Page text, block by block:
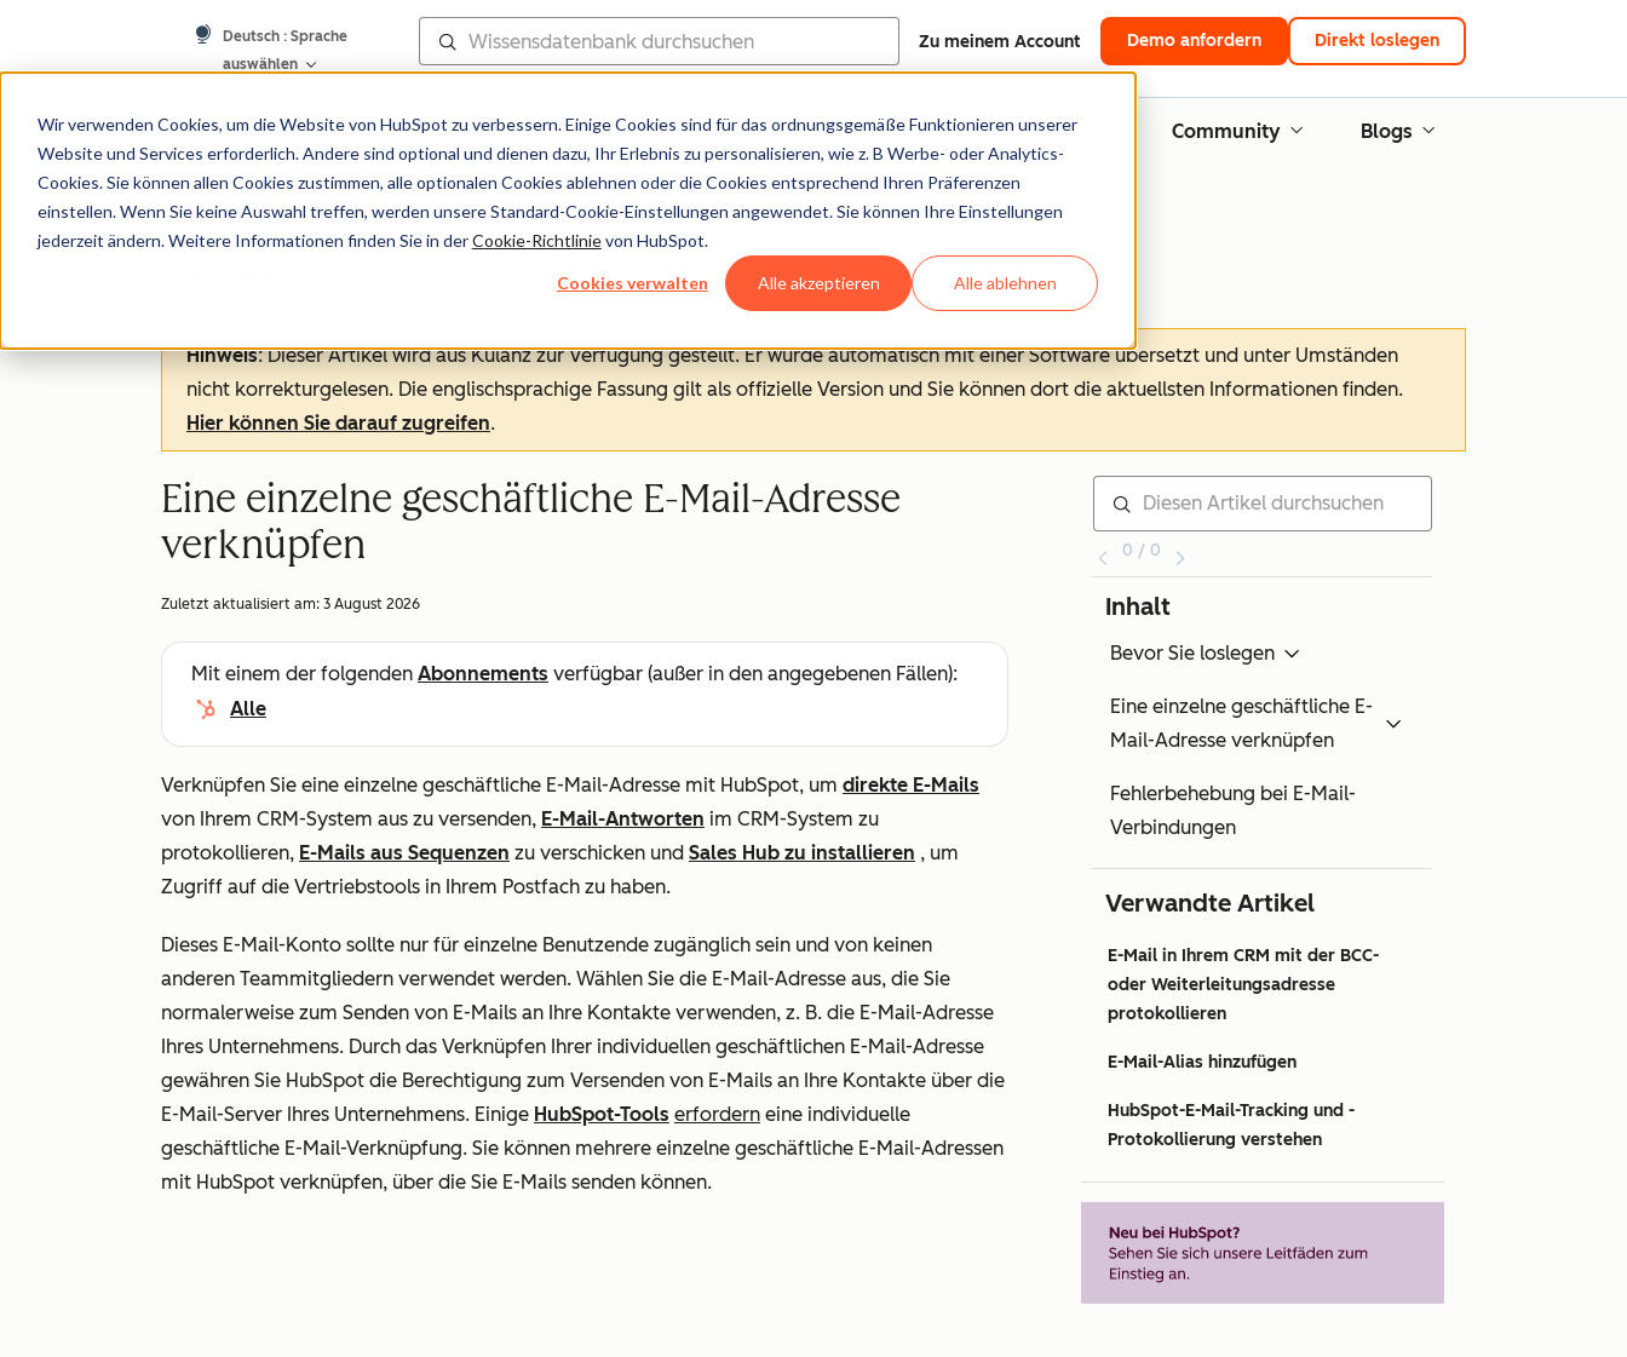
Wir verwenden Cookies, um die Website von HubSpot zu verbessern. Einige Cookies sind für das ordnungsgemäße Funktionieren unserer
Website und Services erforderlich. Andere sind optional und dienen dazu, Ihr Erlebnis zu personalisieren, wie z. B Werbe- oder Analytics-
Cookies. Sie können allen Cookies zustimmen, alle optionalen Cookies ablehnen oder die Cookies entsprechend Ihren Präferenzen
einstellen. Wenn Sie keine Auswahl treffen, werden unsere Standard-Cookie-Einstellungen angewendet. Sie können Ihre Einstellungen
jederzeit ändern. Weitere Informationen finden Sie in derCookie-Richtlinievon HubSpot.
Cookies verwalten Alle akzeptieren Alle ablehnen
Deutsch : Sprache
auswählen
Zu meinem Account Demo anfordern Direkt loslegen
Wissensdatenbank Hilfe-Center Dokumentation Training Community Blogs
Hinweis: Dieser Artikel wird aus Kulanz zur Verfügung gestellt.Er wurde automatisch mit einer Software übersetzt und unter Umständen
nicht korrekturgelesen. Die englischsprachige Fassung gilt als offizielle Version und Sie können dort die aktuellsten Informationen finden.
Hier können Sie darauf zugreifen.
Eine einzelne geschäftliche E-Mail-Adresse
verknüpfen
Zuletzt aktualisiert am: 3 August 2026
Mit einem der folgenden Abonnements verfügbar (außer in den angegebenen Fällen):
Alle
Verknüpfen Sie eine einzelne geschäftliche E-Mail-Adresse mit HubSpot, um direkte E-Mails
von Ihrem CRM-System aus zu versenden, E-Mail-Antworten im CRM-System zu
protokollieren, E-Mails aus Sequenzen zu verschicken und Sales Hub zu installieren , um
Zugriff auf die Vertriebstools in Ihrem Postfach zu haben.
Dieses E-Mail-Konto sollte nur für einzelne Benutzende zugänglich sein und von keinen
anderen Teammitgliedern verwendet werden. Wählen Sie die E-Mail-Adresse aus, die Sie
normalerweise zum Senden von E-Mails an Ihre Kontakte verwenden, z. B. die E-Mail-Adresse
Ihres Unternehmens. Durch das Verknüpfen Ihrer individuellen geschäftlichen E-Mail-Adresse
gewähren Sie HubSpot die Berechtigung zum Versenden von E-Mails an Ihre Kontakte über die
E-Mail-Server Ihres Unternehmens. Einige HubSpot-Tools erfordern eine individuelle
geschäftliche E-Mail-Verknüpfung. Sie können mehrere einzelne geschäftliche E-Mail-Adressen
mit HubSpot verknüpfen, über die Sie E-Mails senden können.
0 / 0
Inhalt
Bevor Sie loslegen
Eine einzelne geschäftliche E-
Mail-Adresse verknüpfen
Fehlerbehebung bei E-Mail-
Verbindungen
Verwandte Artikel
E-Mail in Ihrem CRM mit der BCC-
oder Weiterleitungsadresse
protokollieren
E-Mail-Alias hinzufügen
HubSpot-E-Mail-Tracking und -
Protokollierung verstehen